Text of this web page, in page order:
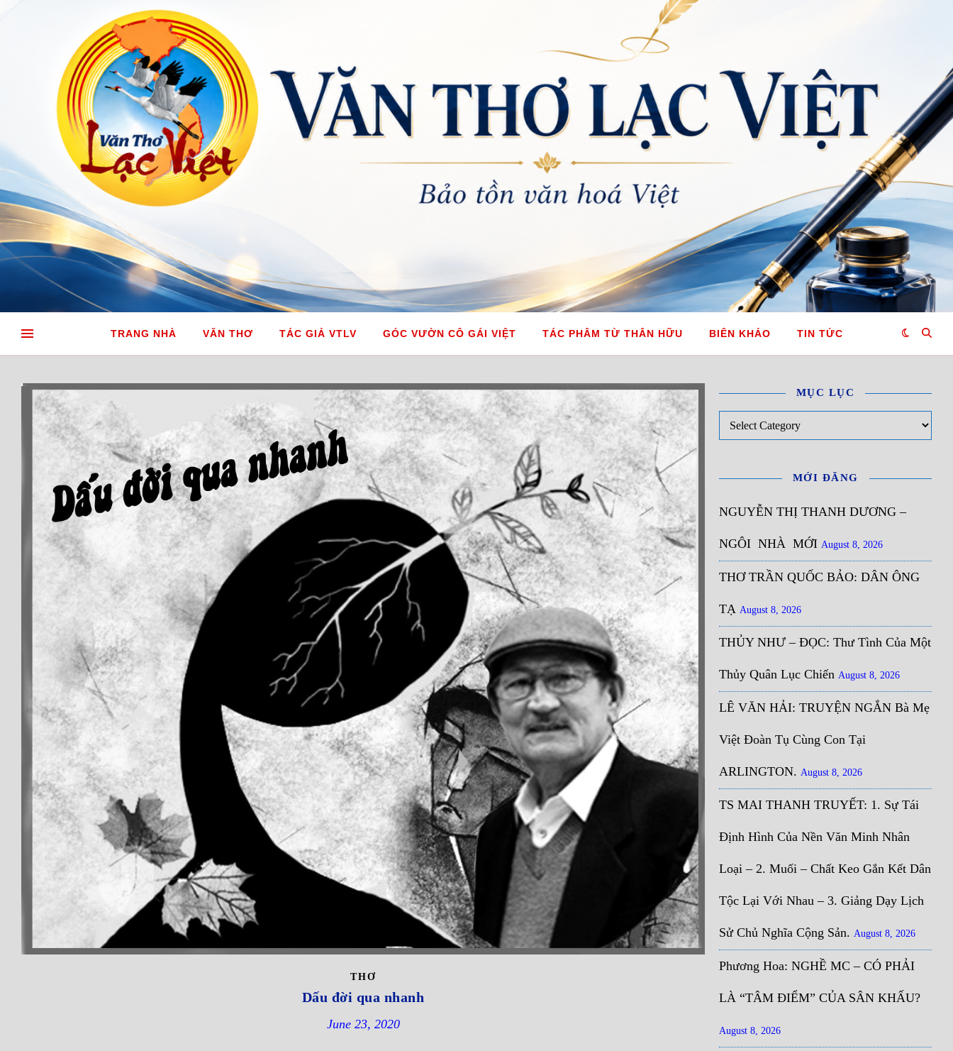
TRANG NHÀ VĂN THƠ TÁC GIẢ VTLV GÓC VƯỜN CÔ GÁI VIỆT TÁC PHÂM TỪ THÂN HỮU BIÊN KHẢO TIN TỨC
THƠ
Dấu đời qua nhanh
June 23, 2020
MỤC LỤC
MỚI ĐĂNG
NGUYỄN THỊ THANH DƯƠNG –
NGÔI NHÀ MỚI August 8, 2026
THƠ TRẦN QUỐC BẢO: DÂN ÔNG
TẠ August 8, 2026
THỦY NHƯ – ĐỌC: Thư Tình Của Một
Thủy Quân Lục Chiến August 8, 2026
LÊ VĂN HẢI: TRUYỆN NGẮN Bà Mẹ
Việt Đoàn Tụ Cùng Con Tại
ARLINGTON. August 8, 2026
TS MAI THANH TRUYẾT: 1. Sự Tái
Định Hình Của Nền Văn Minh Nhân
Loại – 2. Muối – Chất Keo Gắn Kết Dân
Tộc Lại Với Nhau – 3. Giảng Dạy Lịch
Sử Chủ Nghĩa Cộng Sản. August 8, 2026
Phương Hoa: NGHỀ MC – CÓ PHẢI
LÀ “TÂM ĐIỂM” CỦA SÂN KHẤU?
August 8, 2026